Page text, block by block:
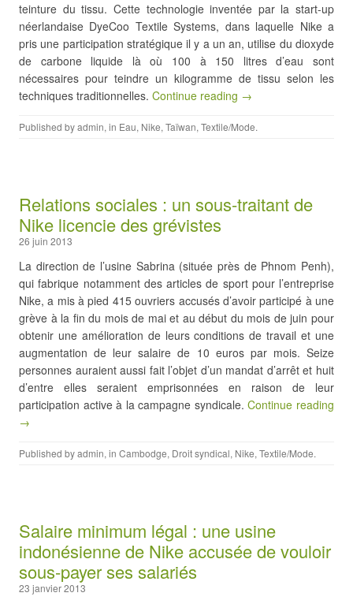
teinture du tissu. Cette technologie inventée par la start-up
néerlandaise DyeCoo Textile Systems, dans laquelle Nike a
pris une participation stratégique il y a un an, utilise du dioxyde
de carbone liquide là où 100 à 150 litres d’eau sont
nécessaires pour teindre un kilogramme de tissu selon les
techniques traditionnelles. Continue reading →
Published byadmin, in Eau, Nike, Taïwan, Textile/Mode.
Relations sociales : un sous-traitant de
Nike licencie des grévistes
26 juin 2013
La direction de l’usine Sabrina (située près de Phnom Penh),
qui fabrique notamment des articles de sport pour l’entreprise
Nike, a mis à pied 415 ouvriers accusés d’avoir participé à une
grève à la fin du mois de mai et au début du mois de juin pour
obtenir une amélioration de leurs conditions de travail et une
augmentation de leur salaire de 10 euros par mois. Seize
personnes auraient aussi fait l’objet d’un mandat d’arrêt et huit
d’entre elles seraient emprisonnées en raison de leur
participation active à la campagne syndicale.Continue reading
→
Published byadmin, in Cambodge, Droit syndical, Nike, Textile/Mode.
Salaire minimum légal : une usine
indonésienne de Nike accusée de vouloir
sous-payer ses salariés
23 janvier 2013